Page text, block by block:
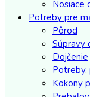
Nosiace
Potreby pre
Pôrod
Súpravy
Dojčenie
Potreby,
Kokony